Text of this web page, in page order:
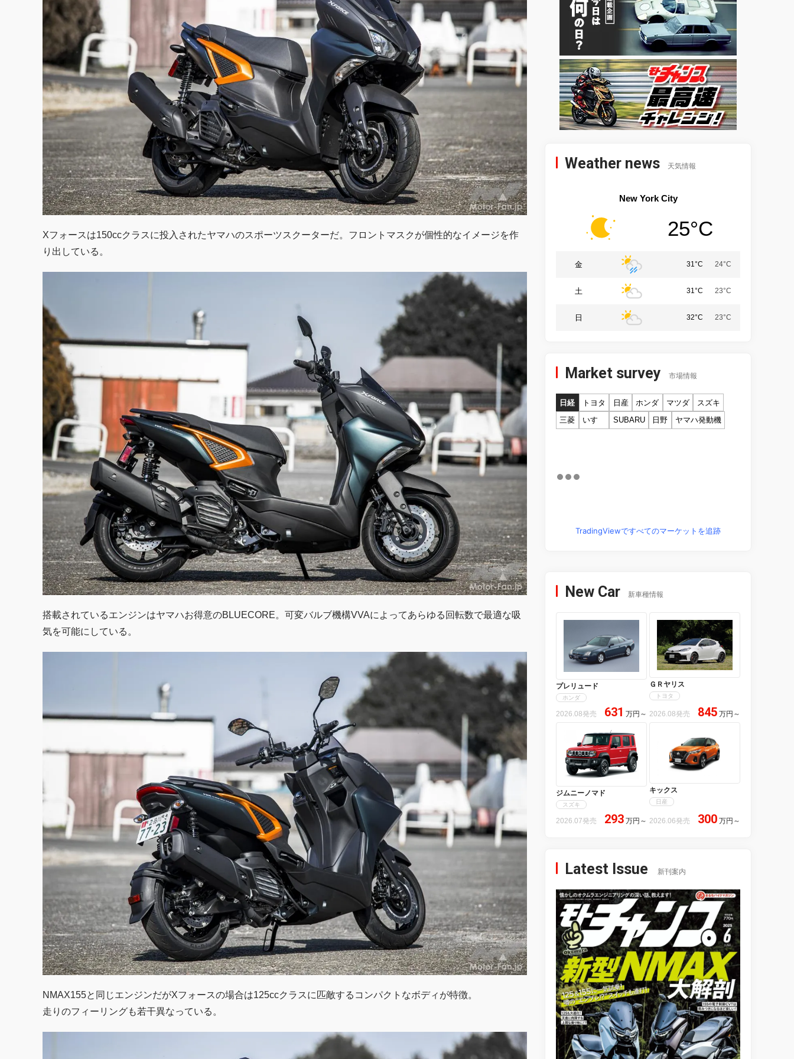
Xフォースは150ccクラスに投入されたヤマハのスポーツスクーターだ。フロントマスクが個性的なイメージを作
り出している。
搭載されているエンジンはヤマハお得意のBLUECORE。可変バルブ機構VVAによってあらゆる回転数で最適な吸
気を可能にしている。
NMAX155と同じエンジンだがXフォースの場合は125ccクラスに匹敵するコンパクトなボディが特徴。
走りのフィーリングも若干異なっている。
Weather news 天気情報
New York City
25°C
金 31°C 24°C
土 31°C 23°C
日 32°C 23°C
Market survey 市場情報
日経 トヨタ 日産 ホンダ マツダ
スズキ
三菱
いすゞ SUBARU 日野 ヤマハ発動機
TradingViewですべてのマーケットを追跡
New Car 新車種情報
プレリュード
ホンダ
2026.08発売 631 万円 ～
ＧＲヤリス
トヨタ
2026.08発売 845 万円 ～
ジムニーノマド
スズキ
2026.07発売 293 万円 ～
キックス
日産
2026.06発売 300 万円 ～
Latest Issue 新刊案内